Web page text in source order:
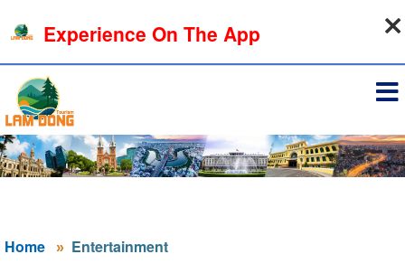
Home Entertainment
Experience On The App